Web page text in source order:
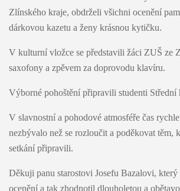
Zlínského kraje, obdrželi všichni ocenění
dárkovou kazetu a ženy krásnou kytičku.
V kulturní vložce se představili žáci ZUŠ ze
saxofony a zpěvem za doprovodu klavíru.
Výborné pohoštění připravili studenti
V slavnostní a pohodové atmosféře čas
nezbývalo než se rozloučit a poděkovat těm,
setkání připravili.
Děkuji panu starostovi Josefu Bazalovi, který
ocenění a tak zhodnotil dlouholetou a